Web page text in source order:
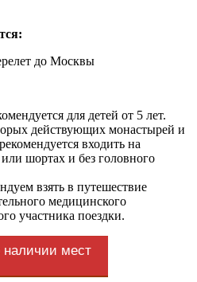
до Москвы
для детей от 5 лет.
действующих монастырей и
входить на
шортах и без головного
взять в путешествие
медицинского
участника поездки.
наличии мест